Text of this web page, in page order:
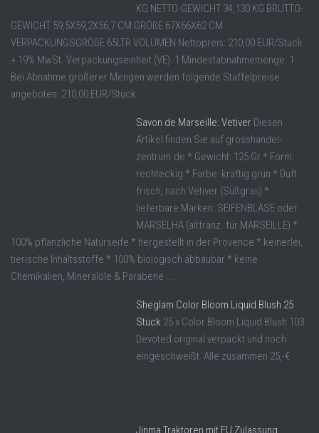
KG NETTO-GEWICHT 34,130 KG BRUTTO-
GEWICHT 59,5X59,2X56,7 CM GRÖßE 67X66X62 CM
VERPACKUNGSGRÖßE 65LTR VOLUMEN Nettopreis: 210,00 EUR/Stück
+ 19% MwSt. Verpackungseinheit (VE): 1 Mindestabnahmemenge: 1
Bei Abnahme größerer Mengen werden folgende Staffelpreise
angeboten: 210,00 EUR/Stück ...
Savon de Marseille: Vetiver Diesen
Artikel finden Sie auf grosshandel-
zentrum.de * Gewicht: 125 Gr * Form:
rechteckig * Farbe: kräftig grün * Duft:
frisch, nach Vetiver (Süßgras) *
lieferbare Marken: SEIFENBLASE oder
MARSELHA (altfranz. für MARSEILLE) *
100% pflanzliche Naturseife * hergestellt in der Provence * keinerlei,
tierische Inhaltsstoffe * 100% biologisch abbaubar * keine
Chemikalien, Mineralöle & Parabene ...
Sheglam Color Bloom Liquid Blush 25
Stück 25 x Color Bloom Liquid Blush 103
Devoted original verpackt und noch
eingeschweißt Alle zusammen 25,-€